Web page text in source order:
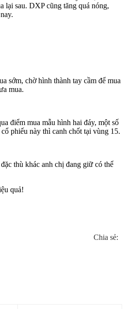
lại sau. DXP cũng tăng quá nóng,
sớm, chờ hình thành tay cầm để mua
mua.
điểm mua mẫu hình hai đáy, một số
phiếu này thì canh chốt tại vùng 15.
thù khác anh chị đang giữ có thể
quả!
Chia sẻ: